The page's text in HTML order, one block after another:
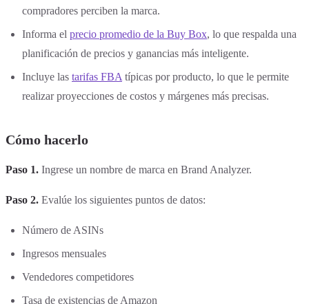
compradores perciben la marca.
Informa el precio promedio de la Buy Box, lo que respalda una
planificación de precios y ganancias más inteligente.
Incluye las tarifas FBA típicas por producto, lo que le permite
realizar proyecciones de costos y márgenes más precisas.
Cómo hacerlo
Paso 1. Ingrese un nombre de marca en Brand Analyzer.
Paso 2. Evalúe los siguientes puntos de datos:
Número de ASINs
Ingresos mensuales
Vendedores competidores
Tasa de existencias de Amazon